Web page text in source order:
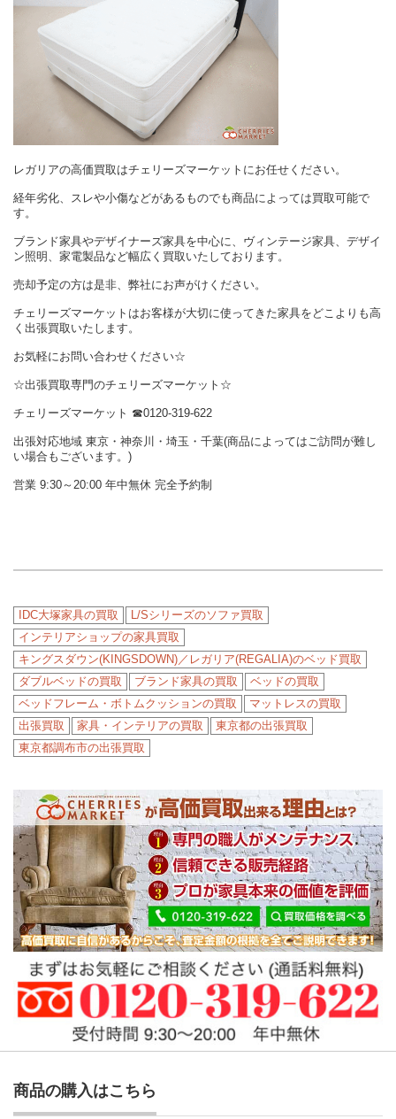
レガリアの高価買取はチェリーズマーケットにお任せください。
経年劣化、スレや小傷などがあるものでも商品によっては買取可能で
す。
ブランド家具やデザイナーズ家具を中心に、ヴィンテージ家具、デザイ
ン照明、家電製品など幅広く買取いたしております。
売却予定の方は是非、弊社にお声がけください。
チェリーズマーケットはお客様が大切に使ってきた家具をどこよりも高
く出張買取いたします。
お気軽にお問い合わせください☆
☆出張買取専門のチェリーズマーケット☆
チェリーズマーケット ☎︎0120-319-622
出張対応地域 東京・神奈川・埼玉・千葉(商品によってはご訪問が難し
い場合もございます。)
営業 9:30～20:00 年中無休 完全予約制
IDC大塚家具の買取
L/Sシリーズのソファ買取
インテリアショップの家具買取
キングスダウン(KINGSDOWN)／レガリア(REGALIA)のベッド買取
ダブルベッドの買取
ブランド家具の買取
ベッドの買取
ベッドフレーム・ボトムクッションの買取
マットレスの買取
出張買取
家具・インテリアの買取
東京都の出張買取
東京都調布市の出張買取
商品の購入はこちら